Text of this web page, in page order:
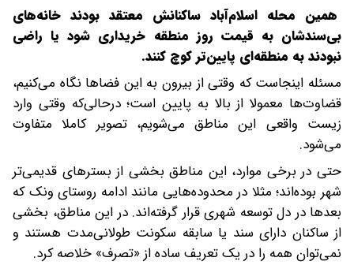
همین محله اسلام‌آباد ساکنانش معتقد بودند خانه‌های
بی‌سندشان به قیمت روز منطقه خریداری شود یا راضی
نبودند به منطقه‌ای پایین‌تر کوچ کنند.
مسئله اینجاست که وقتی از بیرون به این فضاها نگاه می‌کنیم،
قضاوت‌ها معمولا از بالا به پایین است؛ در‌حالی‌که وقتی وارد
زیست واقعی این مناطق می‌شویم، تصویر کاملا متفاوت
می‌شود.
حتی در برخی موارد، این مناطق بخشی از بسترهای قدیمی‌تر
شهر بوده‌اند؛ مثلا در محدوده‌هایی مانند ادامه روستای ونک که
بعدها در دل توسعه شهری قرار گرفته‌اند. در این مناطق، بخشی
از ساکنان دارای سند یا سابقه سکونت طولانی‌مدت هستند و
نمی‌توان همه را در یک تعریف ساده از «تصرف» خلاصه کرد.